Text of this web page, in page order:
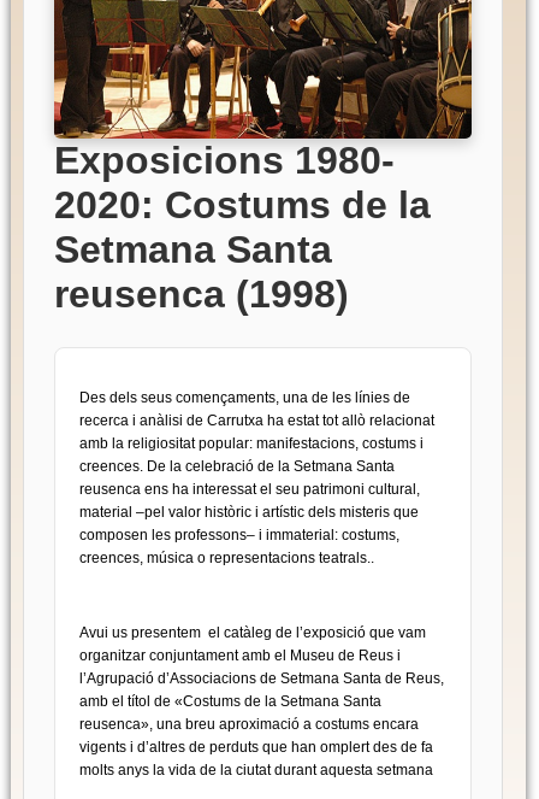
Exposicions 1980-
2020: Costums de la
Setmana Santa
reusenca (1998)
Des dels seus començaments, una de les línies de
recerca i anàlisi de Carrutxa ha estat tot allò relacionat
amb la religiositat popular: manifestacions, costums i
creences. De la celebració de la Setmana Santa
reusenca ens ha interessat el seu patrimoni cultural,
material –pel valor històric i artístic dels misteris que
composen les professons– i immaterial: costums,
creences, música o representacions teatrals..
Avui us presentem el catàleg de l’exposició que vam
organitzar conjuntament amb el Museu de Reus i
l’Agrupació d’Associacions de Setmana Santa de Reus,
amb el títol de «Costums de la Setmana Santa
reusenca», una breu aproximació a costums encara
vigents i d’altres de perduts que han omplert des de fa
molts anys la vida de la ciutat durant aquesta setmana